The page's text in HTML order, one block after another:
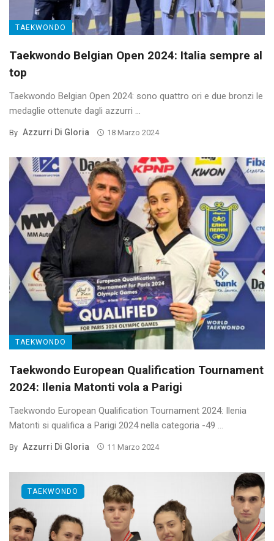
TAEKWONDO
Taekwondo Belgian Open 2024: Italia sempre al
top
Taekwondo Belgian Open 2024: sono quattro ori e due bronzi le
medaglie ottenute dagli azzurri ...
By Azzurri Di Gloria 18 Marzo 2024
TAEKWONDO
Taekwondo European Qualification Tournament
2024: Ilenia Matonti vola a Parigi
Taekwondo European Qualification Tournament 2024: Ilenia
Matonti si qualifica a Parigi 2024 nella categoria -49 ...
By Azzurri Di Gloria 11 Marzo 2024
TAEKWONDO